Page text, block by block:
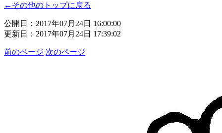
←その他のトップに戻る
公開日：2017年07月24日 16:00:00
更新日：2017年07月24日 17:39:02
前のページ 次のページ